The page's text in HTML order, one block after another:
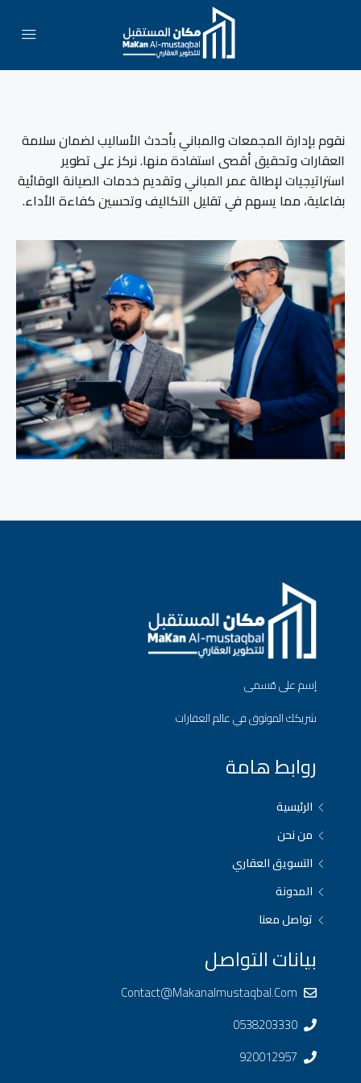
نقوم بإدارة المجمعات والمباني بأحدث الأساليب لضمان سلامة
العقارات وتحقيق أقصى استفادة منها. نركز على تطوير
استراتيجيات لإطالة عمر المباني وتقديم خدمات الصيانة الوقائية
بفاعلية، مما يسهم في تقليل التكاليف وتحسين كفاءة الأداء.
إسم على مُسمى
شريكك الموثوق في عالم العقارات
روابط هامة
الرئيسية
من نحن
التسويق العقاري
المدونة
تواصل معنا
بيانات التواصل
Contact@makanalmustaqbal.com
0538203330
920012957